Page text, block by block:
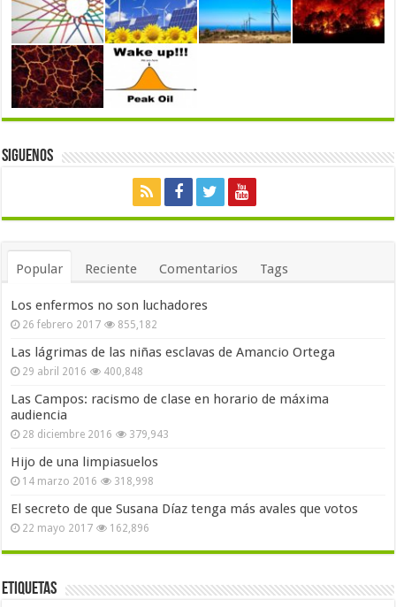
Siguenos
Popular Reciente Comentarios Tags
Los enfermos no son luchadores
26 febrero 2017 855,182
Las lágrimas de las niñas esclavas de Amancio Ortega
29 abril 2016 400,848
Las Campos: racismo de clase en horario de máxima
audiencia
28 diciembre 2016 379,943
Hijo de una limpiasuelos
14 marzo 2016 318,998
El secreto de que Susana Díaz tenga más avales que votos
22 mayo 2017 162,896
Etiquetas